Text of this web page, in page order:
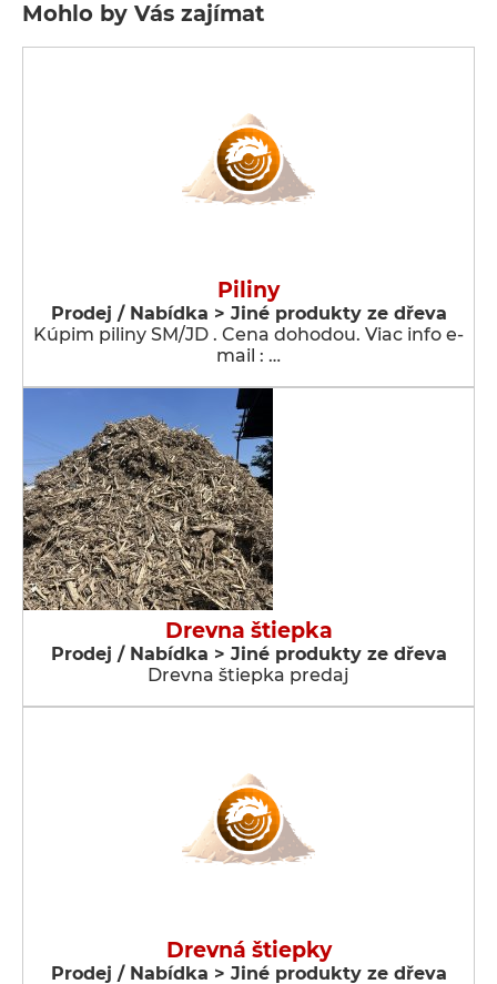
Mohlo by Vás zajímat
Piliny
Prodej / Nabídka > Jiné produkty ze dřeva
Kúpim piliny SM/JD . Cena dohodou. Viac info e-
mail : …
Drevna štiepka
Prodej / Nabídka > Jiné produkty ze dřeva
Drevna štiepka predaj
Drevná štiepky
Prodej / Nabídka > Jiné produkty ze dřeva